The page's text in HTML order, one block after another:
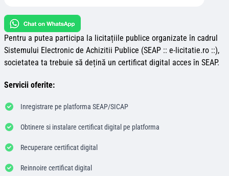
Pentru a putea participa la licitațiile publice organizate în cadrul
Sistemului Electronic de Achizitii Publice (SEAP :: e-licitatie.ro ::),
societatea ta trebuie să dețină un certificat digital acces în SEAP.
Servicii oferite:
Inregistrare pe platforma SEAP/SICAP
Obtinere si instalare certificat digital pe platforma
Recuperare certificat digital
Reinnoire certificat digital